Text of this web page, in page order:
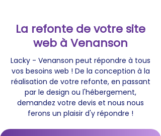
La refonte de votre site
web à Venanson
Lacky - Venanson peut répondre à tous
vos besoins web ! De la conception à la
réalisation de votre refonte, en passant
par le design ou l'hébergement,
demandez votre devis et nous nous
ferons un plaisir d'y répondre !